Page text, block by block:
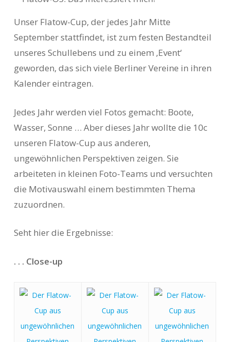
Unser Flatow-Cup, der jedes Jahr Mitte
September stattfindet, ist zum festen Bestandteil
unseres Schullebens und zu einem ‚Event‘
geworden, das sich viele Berliner Vereine in ihren
Kalender eintragen.
Jedes Jahr werden viel Fotos gemacht: Boote,
Wasser, Sonne … Aber dieses Jahrwollte die 10c
unseren Flatow-Cup aus anderen,
ungewöhnlichen Perspektiven zeigen. Sie
arbeiteten in kleinen Foto-Teams und versuchten
die Motivauswahl einem bestimmten Thema
zuzuordnen.
Seht hier die Ergebnisse:
. . . Close-up